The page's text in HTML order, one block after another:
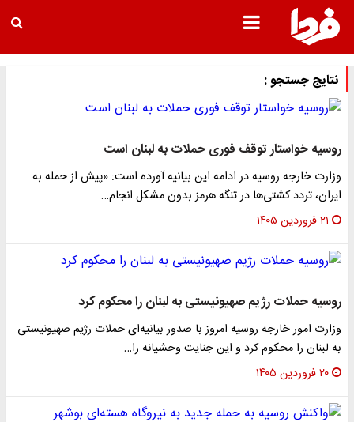
نتایج جستجو :
روسیه خواستار توقف فوری حملات به لبنان است
وزارت خارجه روسیه در ادامه این بیانیه آورده است: «پیش از حمله به
ایران، تردد کشتی‌ها در تنگه هرمز بدون مشکل انجام…
۲۱ فروردین ۱۴۰۵
روسیه حملات رژیم صهیونیستی به لبنان را محکوم کرد
وزارت امور خارجه روسیه امروز با صدور بیانیه‌ای حملات رژیم صهیونیستی
به لبنان را محکوم کرد و این جنایت وحشیانه را…
۲۰ فروردین ۱۴۰۵